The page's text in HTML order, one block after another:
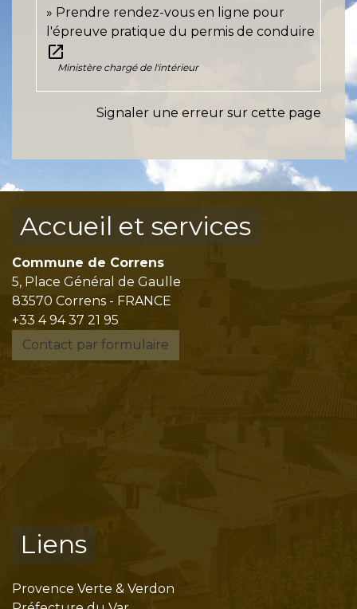
Prendre rendez-vous en ligne pour
l'épreuve pratique du permis de conduire
open_in_new
Ministère chargé de l'intérieur
Signaler une erreur sur cette page
Accueil et services
Commune de Correns
5, Place Général de Gaulle
83570 Correns - FRANCE
+33 4 94 37 21 95
Contact par formulaire
Liens
Provence Verte & Verdon